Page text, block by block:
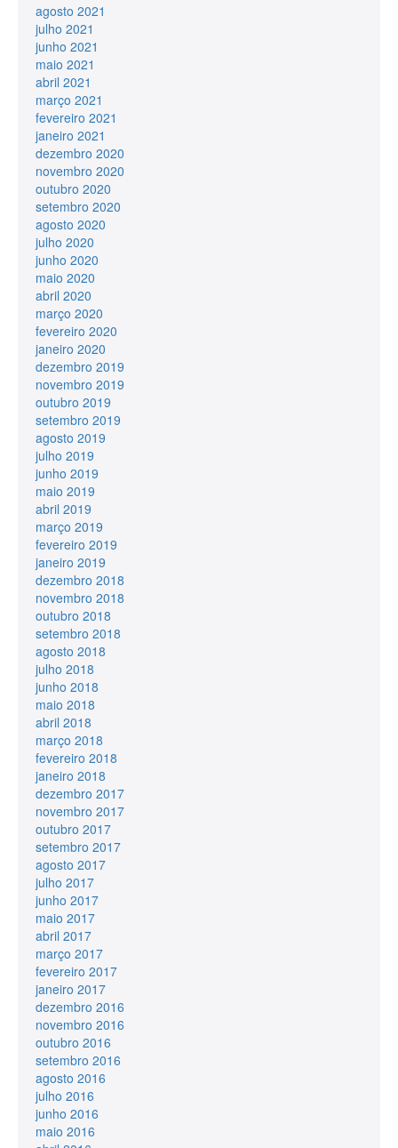
agosto 2021
julho 2021
junho 2021
maio 2021
abril 2021
março 2021
fevereiro 2021
janeiro 2021
dezembro 2020
novembro 2020
outubro 2020
setembro 2020
agosto 2020
julho 2020
junho 2020
maio 2020
abril 2020
março 2020
fevereiro 2020
janeiro 2020
dezembro 2019
novembro 2019
outubro 2019
setembro 2019
agosto 2019
julho 2019
junho 2019
maio 2019
abril 2019
março 2019
fevereiro 2019
janeiro 2019
dezembro 2018
novembro 2018
outubro 2018
setembro 2018
agosto 2018
julho 2018
junho 2018
maio 2018
abril 2018
março 2018
fevereiro 2018
janeiro 2018
dezembro 2017
novembro 2017
outubro 2017
setembro 2017
agosto 2017
julho 2017
junho 2017
maio 2017
abril 2017
março 2017
fevereiro 2017
janeiro 2017
dezembro 2016
novembro 2016
outubro 2016
setembro 2016
agosto 2016
julho 2016
junho 2016
maio 2016